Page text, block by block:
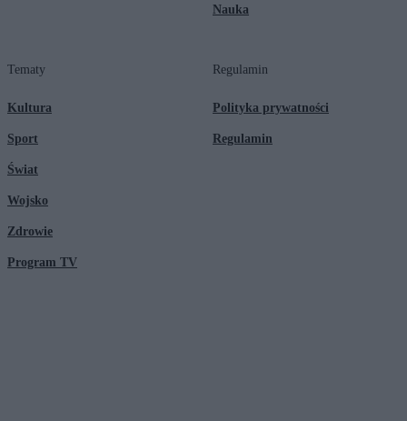
Nauka
Tematy
Kultura
Sport
Świat
Wojsko
Zdrowie
Program TV
Regulamin
Polityka prywatności
Regulamin